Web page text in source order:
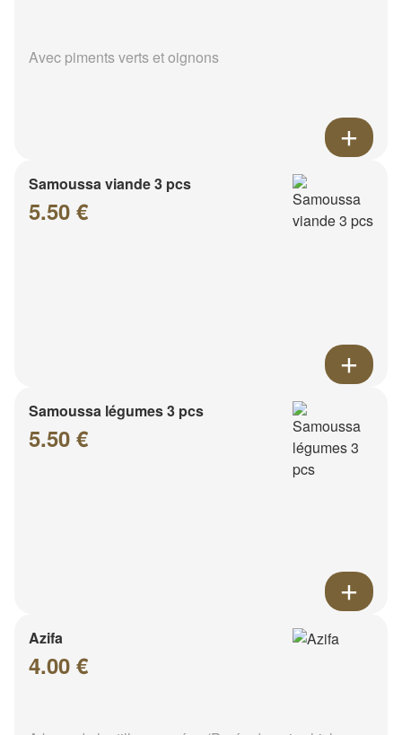
Avec piments verts et oignons
Samoussa viande 3 pcs
5.50 €
Samoussa légumes 3 pcs
5.50 €
Azifa
4.00 €